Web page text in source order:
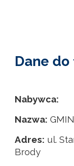
Dane
Nabywca:
Nazwa:
Adres: ul.
Brody